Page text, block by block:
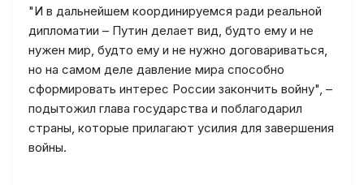
"И в дальнейшем координируемся ради реальной
дипломатии – Путин делает вид, будто ему и не
нужен мир, будто ему и не нужно договариваться,
но на самом деле давление мира способно
сформировать интерес России закончить войну", –
подытожил глава государства и поблагодарил
страны, которые прилагают усилия для завершения
войны.